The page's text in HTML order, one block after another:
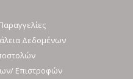
Δεδομένων
Επιστροφών